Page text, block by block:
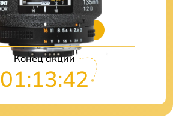
Цены на ремонт
Конец акции
01:13:41